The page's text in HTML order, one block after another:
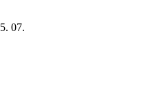
07.